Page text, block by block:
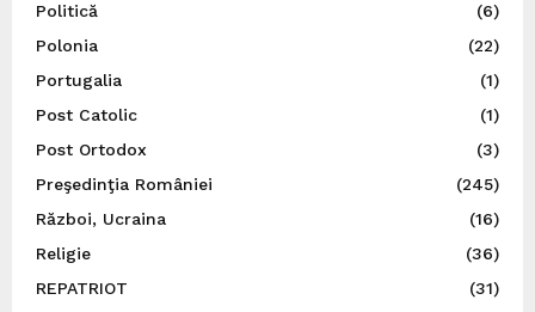
Politică
(6)
Polonia
(22)
Portugalia
(1)
Post Catolic
(1)
Post Ortodox
(3)
Preşedinţia României
(245)
Război, Ucraina
(16)
Religie
(36)
REPATRIOT
(31)